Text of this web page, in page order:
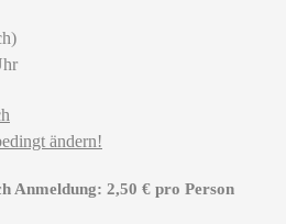
ändern!
Anmeldung: 2,50 € pro Person